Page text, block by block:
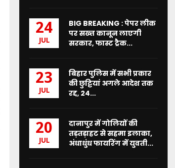
24
JUL
BIG BREAKING : पेपर लीक
पर सख्त कानून लाएगी
सरकार, फास्ट ट्रैक...
23
JUL
बिहार पुलिस में सभी प्रकार
की छुट्टियां अगले आदेश तक
रद्द, 24...
20
JUL
दानापुर में गोलियों की
तड़तड़ाहट से सहमा इलाका,
अंधाधुंध फायरिंग में युवती...